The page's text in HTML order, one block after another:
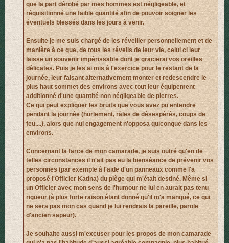
que la part dérobé par mes hommes est négligeable, et
réquisitionné une faible quantité afin de pouvoir soigner les
éventuels blessés dans les jours à venir.
Ensuite je me suis chargé de les réveiller personnellement et de
manière à ce que, de tous les réveils de leur vie, celui ci leur
laisse un souvenir impérissable dont je gracierai vos oreilles
délicates. Puis je les ai mis à l'exercice pour le restant de la
journée, leur faisant alternativement monter et redescendre le
plus haut sommet des environs avec tout leur équipement
additionné d'une quantité non négligeable de pierres.
Ce qui peut expliquer les bruits que vous avez pu entendre
pendant la journée (hurlement, râles de désespérés, coups de
feu,...), alors que nul engagement n'opposa quiconque dans les
environs.
Concernant la farce de mon camarade, je suis outré qu'en de
telles circonstances il n'ait pas eu la bienséance de prévenir vos
personnes (par exemple à l'aide d'un panneaux comme l'a
proposé l'Officier Katina) du piège qui m'était destiné. Même si
un Officier avec mon sens de l'humour ne lui en aurait pas tenu
rigueur (à plus forte raison étant donné qu'il m'a manqué, ce qui
ne sera pas mon cas quand je lui rendrais la pareille, parole
d'ancien sapeur).
Je souhaite aussi m'excuser pour les propos de mon camarade